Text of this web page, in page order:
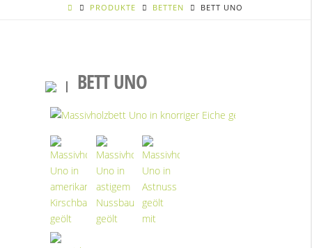
PRODUKTE BETTEN BETT UNO
BETT UNO